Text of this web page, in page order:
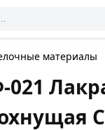
материалы
021